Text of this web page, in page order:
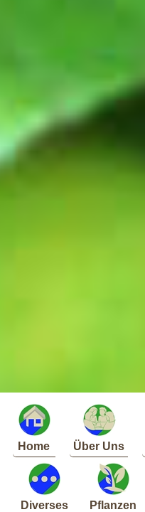
Home Über Uns
Diverses Pflanzen